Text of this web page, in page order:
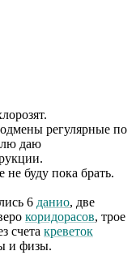
регулярные по
даю
буду пока брать.
6 данио, две
коридорасов, трое
счета креветок
и физы.